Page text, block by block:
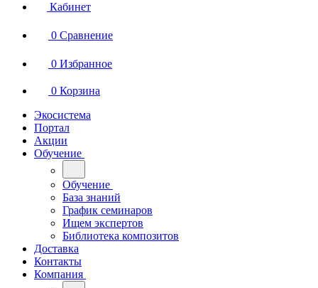
Кабинет
0 Сравнение
0 Избранное
0 Корзина
Экосистема
Портал
Акции
Обучение
Обучение
База знаний
График семинаров
Ищем экспертов
Библиотека композитов
Доставка
Контакты
Компания